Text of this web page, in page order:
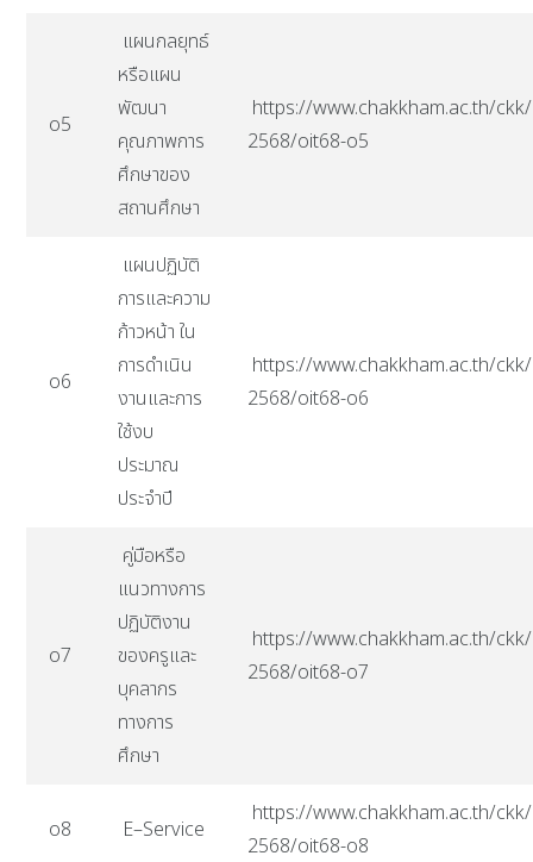
o5
แผนกลยุทธ์
หรือแผน
พัฒนา
คุณภาพการ
ศึกษาของ
สถานศึกษา
https://www.chakkham.ac.th/
2568/oit68-o5
o6
แผนปฏิบัติ
การและความ
ก้าวหน้า ใน
การดำเนิน
งานและการ
ใช้งบ
ประมาณ
ประจำปี
https://www.chakkham.ac.th/
2568/oit68-o6
o7
คู่มือหรือ
แนวทางการ
ปฏิบัติงาน
ของครูและ
บุคลากร
ทางการ
ศึกษา
https://www.chakkham.ac.th/
2568/oit68-o7
o8 E–Service
https://www.chakkham.ac.th/
2568/oit68-o8